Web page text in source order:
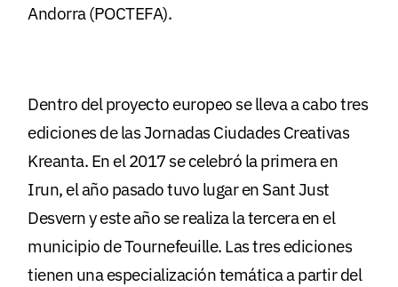
Andorra (POCTEFA).
Dentro del proyecto europeo se lleva a cabo tres
ediciones de las Jornadas Ciudades Creativas
Kreanta. En el 2017 se celebró la primera en
Irun, el año pasado tuvo lugar en Sant Just
Desvern y este año se realiza la tercera en el
municipio de Tournefeuille. Las tres ediciones
tienen una especialización temática a partir del